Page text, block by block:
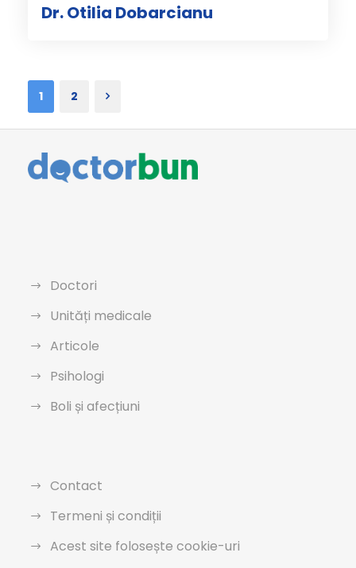
Dr. Otilia Dobarcianu
1 2
Doctori
Unități medicale
Articole
Psihologi
Boli și afecțiuni
Contact
Termeni și condiții
Acest site folosește cookie-uri